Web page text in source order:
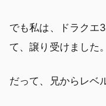
でも私は、ドラクエ
て、譲り受けました。
だって、兄からレベ